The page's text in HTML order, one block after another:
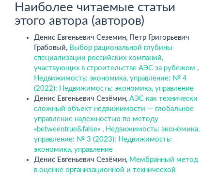
Наиболее читаемые статьи
этого автора (авторов)
Денис Евгеньевич Сеземин, Петр Григорьевич
Грабовый, Выбор рациональной глубины
специализации российских компаний,
участвующих в строительстве АЭС за рубежом ,
Недвижимость: экономика, управление: № 4
(2022): Недвижимость: экономика, управление
Денис Евгеньевич Сезёмин, АЭС как технически
сложный объект недвижимости — глобальное
управление надежностью по методу
«betweentrue&false» , Недвижимость: экономика,
управление: № 3 (2023): Недвижимость:
экономика, управление
Денис Евгеньевич Сезёмин, Мембранный метод
в оценке организационной и технической